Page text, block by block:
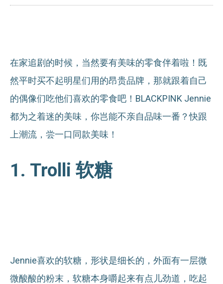
在家追剧的时候，当然要有美味的零食伴着啦！既
然平时买不起明星们用的昂贵品牌，那就跟着自己
的偶像们吃他们喜欢的零食吧！BLACKPINK Jennie
都为之着迷的美味，你岂能不亲自品味一番？快跟
上潮流，尝一口同款美味！
1. Trolli 软糖
Jennie喜欢的软糖，形状是细长的，外面有一层微
微酸酸的粉末，软糖本身嚼起来有点儿劲道，吃起